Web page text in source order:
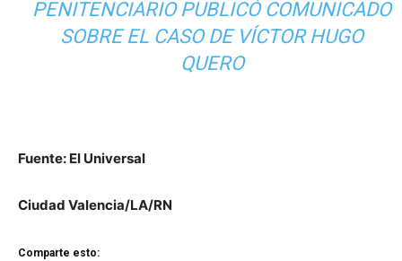
PENITENCIARIO PUBLICÓ COMUNICADO
SOBRE EL CASO DE VÍCTOR HUGO
QUERO
Fuente: El Universal
Ciudad Valencia/LA/RN
Comparte esto: